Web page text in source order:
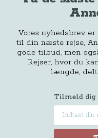
Vores nyhedsbrev
til din næste rejse,
gode tilbud, men
Rejser, hvor du
længde,
Tilmeld dig